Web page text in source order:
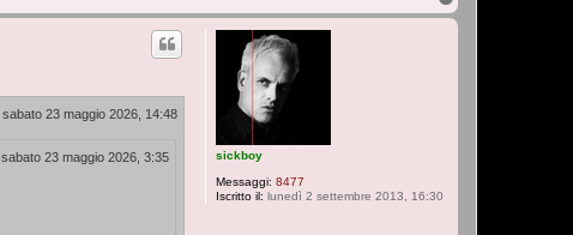
o
p
sickboy
Messaggi: 8477
Iscritto il: lunedì 2 settembre 2013, 16:30
sabato 23 maggio 2026, 14:48
sabato 23 maggio 2026, 3:35